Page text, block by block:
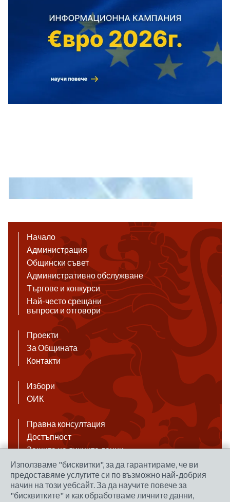
Начало
Администрация
Общински съвет
Административно обслужване
Търгове и конкурси
Най-често срещани
въпроси и отговори
Проекти
За Общината
Контакти
Избори
ОИК
Правна консултация
Достъпност
Защита на личните данни
Антикорупция
Връзки
Използваме "бисквитки", за да гарантираме, че ви
предоставяме услугите си по възможно най-добрия
начин на този уебсайт. За да научите повече за
"бисквитките" и как обработваме личните данни,